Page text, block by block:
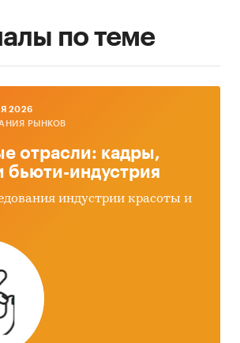
по теме
2026
РЫНКОВ
отрасли: кадры,
бьюти-индустрия
индустрии красоты и